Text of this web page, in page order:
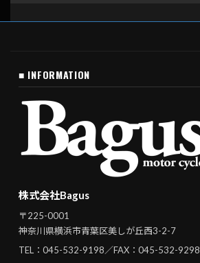
■ INFORMATION
株式会社Bagus
〒225-0001
神奈川県横浜市青葉区美しが丘西3-2-7
TEL： 045-532-9198／FAX：045-532-9298